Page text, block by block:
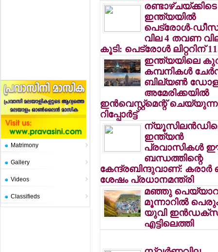
Matrimony
Gallery
Videos
Classifieds
രണ്ടാഴ്ചയ്ക്കിടെ
ഇന്ത്യയില്‍
പെട്രോള്‍-
വില 4 തവണ
കൂടി: പെട്രോള്‍ ലിറ്ററിന്
ഇന്ത്യയിലെ
കമ്പനികള്‍
ബില്യണ്‍
അമേരിക്കയില്‍
ഇന്‍വെസ്റ്റ്‌മെന്റ്
റിപ്പോര്‍ട്ട്
ഇന്ത്യന്‍
പ്രവാസികള്‍
ബന്ധത്തിന്റെ
കേന്ദ്രബിന്ദുവാണ്: കരാര്‍
ശേഷം പ്രധാനമന്ത്രി
മഞ്ഞു
മൂന്നാറില്‍
യുവി
എട്ടിലെത്തി